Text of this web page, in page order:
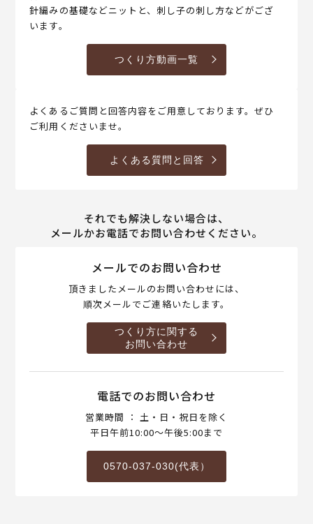
針編みの基礎などニットと、刺し子の刺し方などがござ
います。
つくり方動画一覧
よくあるご質問と回答内容をご用意しております。ぜひ
ご利用くださいませ。
よくある質問と回答
それでも解決しない場合は、
メールかお電話でお問い合わせください。
メールでのお問い合わせ
頂きましたメールのお問い合わせには、
順次メールでご連絡いたします。
つくり方に関する
お問い合わせ
電話でのお問い合わせ
営業時間 ： 土・日・祝日を除く
平日午前10:00～午後5:00まで
0570-037-030(代表）